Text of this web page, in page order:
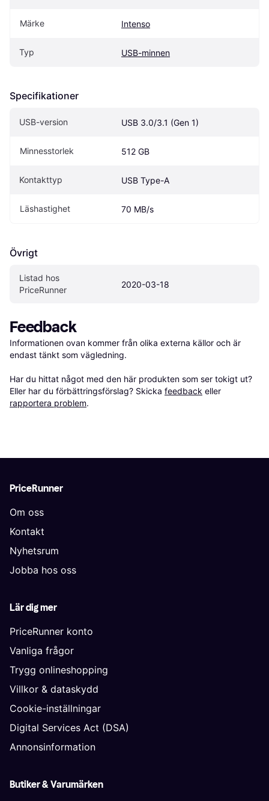
Märke Intenso
Typ USB-minnen
Specifikationer
USB-version USB 3.0/3.1 (Gen 1)
Minnesstorlek 512 GB
Kontakttyp USB Type-A
Läshastighet 70 MB/s
Övrigt
Listad hos
PriceRunner
2020-03-18
Feedback
Informationen ovan kommer från olika externa källor och är
endast tänkt som vägledning.
Har du hittat något med den här produkten som ser tokigt ut?
Eller har du förbättringsförslag? Skicka feedback eller
rapportera problem.
PriceRunner
Om oss
Kontakt
Nyhetsrum
Jobba hos oss
Lär dig mer
PriceRunner konto
Vanliga frågor
Trygg onlineshopping
Villkor & dataskydd
Cookie-inställningar
Digital Services Act (DSA)
Annonsinformation
Butiker & Varumärken